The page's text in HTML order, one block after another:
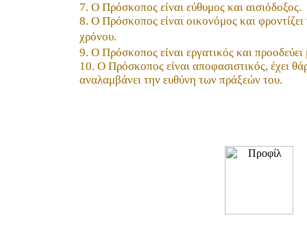
7. Ο Πρόσκοπος είναι εύθυμος και αισιόδοξος.
8. Ο Πρόσκοπος είναι οικονόμος και
χρόνου.
9. Ο Πρόσκοπος είναι εργατικός και προοδεύει
10. Ο Πρόσκοπος είναι αποφασιστικός, έχει
αναλαμβάνει την ευθύνη των πράξεών του.